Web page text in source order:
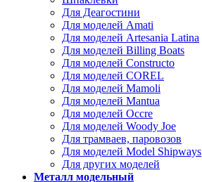
Для Деагостини
Для моделей Amati
Для моделей Artesania Latina
Для моделей Billing Boats
Для моделей Constructo
Для моделей COREL
Для моделей Mamoli
Для моделей Mantua
Для моделей Occre
Для моделей Woody Joe
Для трамваев, паровозов
Для моделей Model Shipways
Для других моделей
Металл модельный